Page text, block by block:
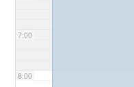
7:00
8:00